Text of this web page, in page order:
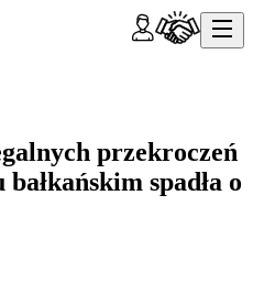
przekroczeń
spadła o